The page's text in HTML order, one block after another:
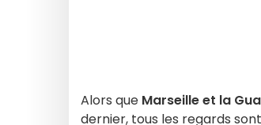
Alors que Marseille et la
dernier, tous les regards